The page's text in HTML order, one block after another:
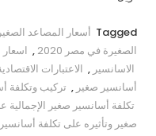
Tagged أسعار المصاعد
الصغيرة في مصر 2020
, اسعار
الاسانسير , الاعتبارات
أسانسير صغير , تركيب وتكلفة
تكلفة أسانسير صغير
صغير وتأثيره على تكلفة